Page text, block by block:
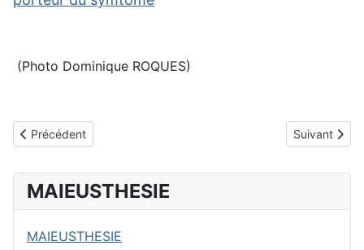
(Photo Dominique ROQUES)
Article précédent : La pertinence
Précédent Article
Suivant
MAIEUSTHESIE
MAIEUSTHESIE